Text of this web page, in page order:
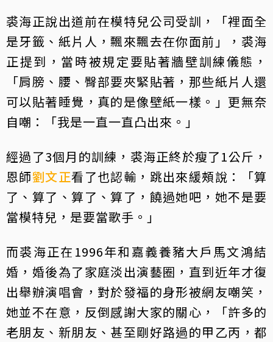
裘海正說出道前在模特兒公司受訓，「裡面全
是牙籤、紙片人，飄來飄去在你面前」，裘海
正提到，當時被規定要貼著牆壁訓練儀態，
「肩膀、腰、臀部要夾緊貼著，那些紙片人還
可以貼著睡覺，真的是像壁紙一樣。」更無奈
自嘲：「我是一直一直凸出來。」
經過了3個月的訓練，裘海正終於瘦了1公斤，
恩師劉文正看了也認輸，跳出來緩頰說：「算
了、算了、算了、算了，饒過她吧，她不是要
當模特兒，是要當歌手。」
而裘海正在1996年和嘉義養豬大戶馬文鴻結
婚，婚後為了家庭淡出演藝圈，直到近年才復
出舉辦演唱會，對於發福的身形被網友嘲笑，
她並不在意，反倒感謝大家的關心，「許多的
老朋友、新朋友、甚至剛好路過的甲乙丙，都